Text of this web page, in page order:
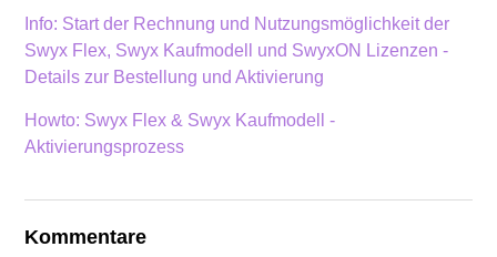
Info: Start der Rechnung und Nutzungsmöglichkeit der
Swyx Flex, Swyx Kaufmodell und SwyxON Lizenzen -
Details zur Bestellung und Aktivierung
Howto: Swyx Flex & Swyx Kaufmodell -
Aktivierungsprozess
Kommentare